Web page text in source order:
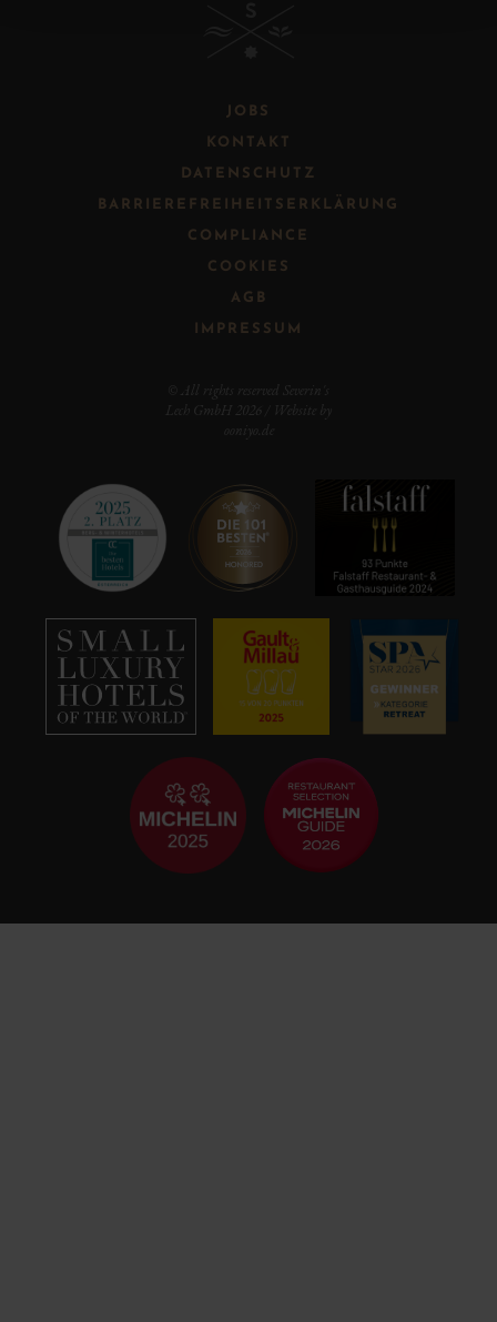
JOBS
KONTAKT
DATENSCHUTZ
BARRIEREFREIHEITSERKLÄRUNG
COMPLIANCE
COOKIES
AGB
IMPRESSUM
© All rights reserved Severin's
Lech GmbH 2026 / Website by
ooniyo.de